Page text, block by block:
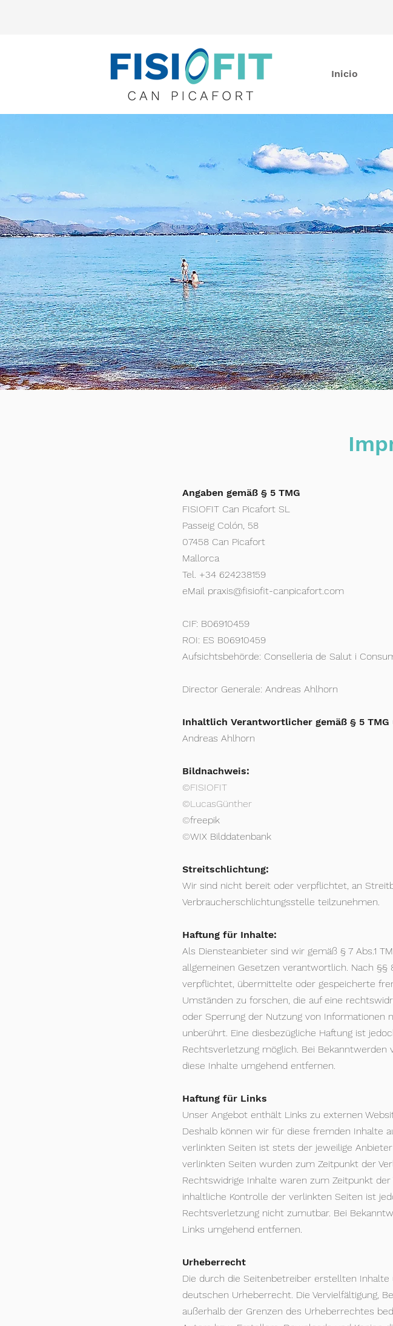
Inicio
Angaben gemäß § 5 TMG
FISIOFIT Can Picafort SL
Passeig Colón, 58
07458 Can Picafort
Mallorca
Tel. +34 624238159
eMail praxis@fisiofit-canpicafort.com
CIF: B06910459
ROI: ES B06910459
Aufsichtsbehörde: Conselleria de Salut i
Director Generale: Andreas Ahlhorn
Inhaltlich Verantwortlicher gemäß § 5 TMG
Andreas Ahlhorn
Bildnachweis:
©FISIOFIT
©LucasGünther
©freepik
©WIX Bilddatenbank
Streitschlichtung:
Wir sind nicht bereit oder verpflichtet, an
Verbraucherschlichtungsstelle teilzunehmen.
Haftung für Inhalte:
Als Diensteanbieter sind wir gemäß § 7 Abs.1
allgemeinen Gesetzen verantwortlich. Nach
verpflichtet, übermittelte oder gespeicherte
Umständen zu forschen, die auf eine
oder Sperrung der Nutzung von Informationen
unberührt. Eine diesbezügliche Haftung ist
Rechtsverletzung möglich. Bei
diese Inhalte umgehend entfernen.
Haftung für Links
Unser Angebot enthält Links zu externen
Deshalb können wir für diese fremden Inhalte
verlinkten Seiten ist stets der jeweilige
verlinkten Seiten wurden zum Zeitpunkt der
Rechtswidrige Inhalte waren zum Zeitpunkt
inhaltliche Kontrolle der verlinkten Seiten ist
Rechtsverletzung nicht zumutbar. Bei
Links umgehend entfernen.
Urheberrecht
Die durch die Seitenbetreiber erstellten
deutschen Urheberrecht. Die Vervielfältigung,
außerhalb der Grenzen des Urheberrechtes